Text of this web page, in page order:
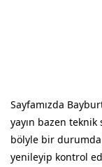
Sayfamızda
yayın bazen
bölyle bir durumda
yenileyip kontrol